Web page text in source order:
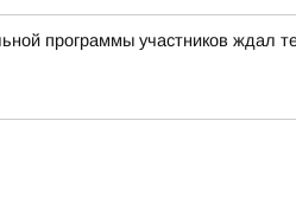
программы участников ждал